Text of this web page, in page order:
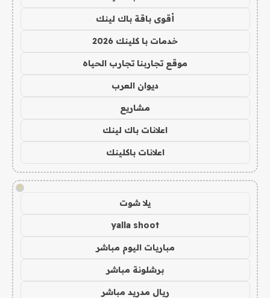
أقوى باقة باك لينك
خدمات با كلينك 2026
موقع تجاربنا تجارب الحياه
ديوان العرب
مشاريع
اعلانات باك لينك
اعلانات باكلينك
!
يلا شوت
yalla shoot
مباريات اليوم مباشر
برشلونة مباشر
ريال مدريد مباشر